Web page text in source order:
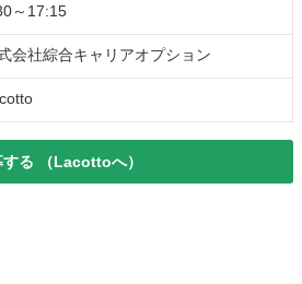
～17:15
会社綜合キャリアオプション
する （Lacottoへ）